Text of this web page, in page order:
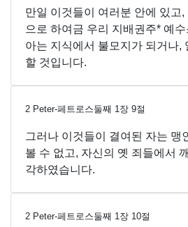
만일 이것들이 여러분 안에 있고
으로 하여금 우리 지배권주* 예
아는 지식에서 불모지가 되거나,
할 것입니다.
2 Peter-페트로스둘째 1장 9절
그러나 이것들이 결여된 자는 맹
볼 수 없고, 자신의 옛 죄들에서
각하였습니다.
2 Peter-페트로스둘째 1장 10절